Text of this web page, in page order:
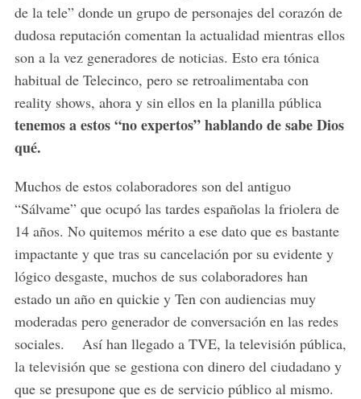
de la tele” donde un grupo de personajes del corazón de
dudosa reputación comentan la actualidad mientras ellos
son a la vez generadores de noticias. Esto era tónica
habitual de Telecinco, pero se retroalimentaba con
reality shows, ahora y sin ellos en la planilla pública
tenemos a estos “no expertos” hablando de sabe Dios
qué.
Muchos de estos colaboradores son del antiguo
“Sálvame” que ocupó las tardes españolas la friolera de
14 años. No quitemos mérito a ese dato que es bastante
impactante y que tras su cancelación por su evidente y
lógico desgaste, muchos de sus colaboradores han
estado un año en quickie y Ten con audiencias muy
moderadas pero generador de conversación en las redes
sociales. Así han llegado a TVE, la televisión pública,
la televisión que se gestiona con dinero del ciudadano y
que se presupone que es de servicio público al mismo.